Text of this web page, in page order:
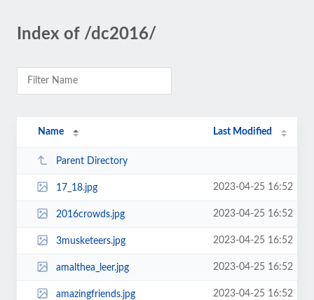
Index of /dc2016/
Name Last Modified
Parent Directory
17_18.jpg 2023-04-25 16:52
2016crowds.jpg 2023-04-25 16:52
3musketeers.jpg 2023-04-25 16:52
amalthea_leer.jpg 2023-04-25 16:52
amazingfriends.jpg 2023-04-25 16:52